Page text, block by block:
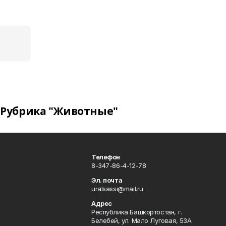
Рубрика "Животные"
Телефон
8-347-86-4-12-78
Эл. почта
uralsassi@mail.ru
Адрес
Республика Башкортостан, г.
Белебей, ул. Мало Луговая, 53А